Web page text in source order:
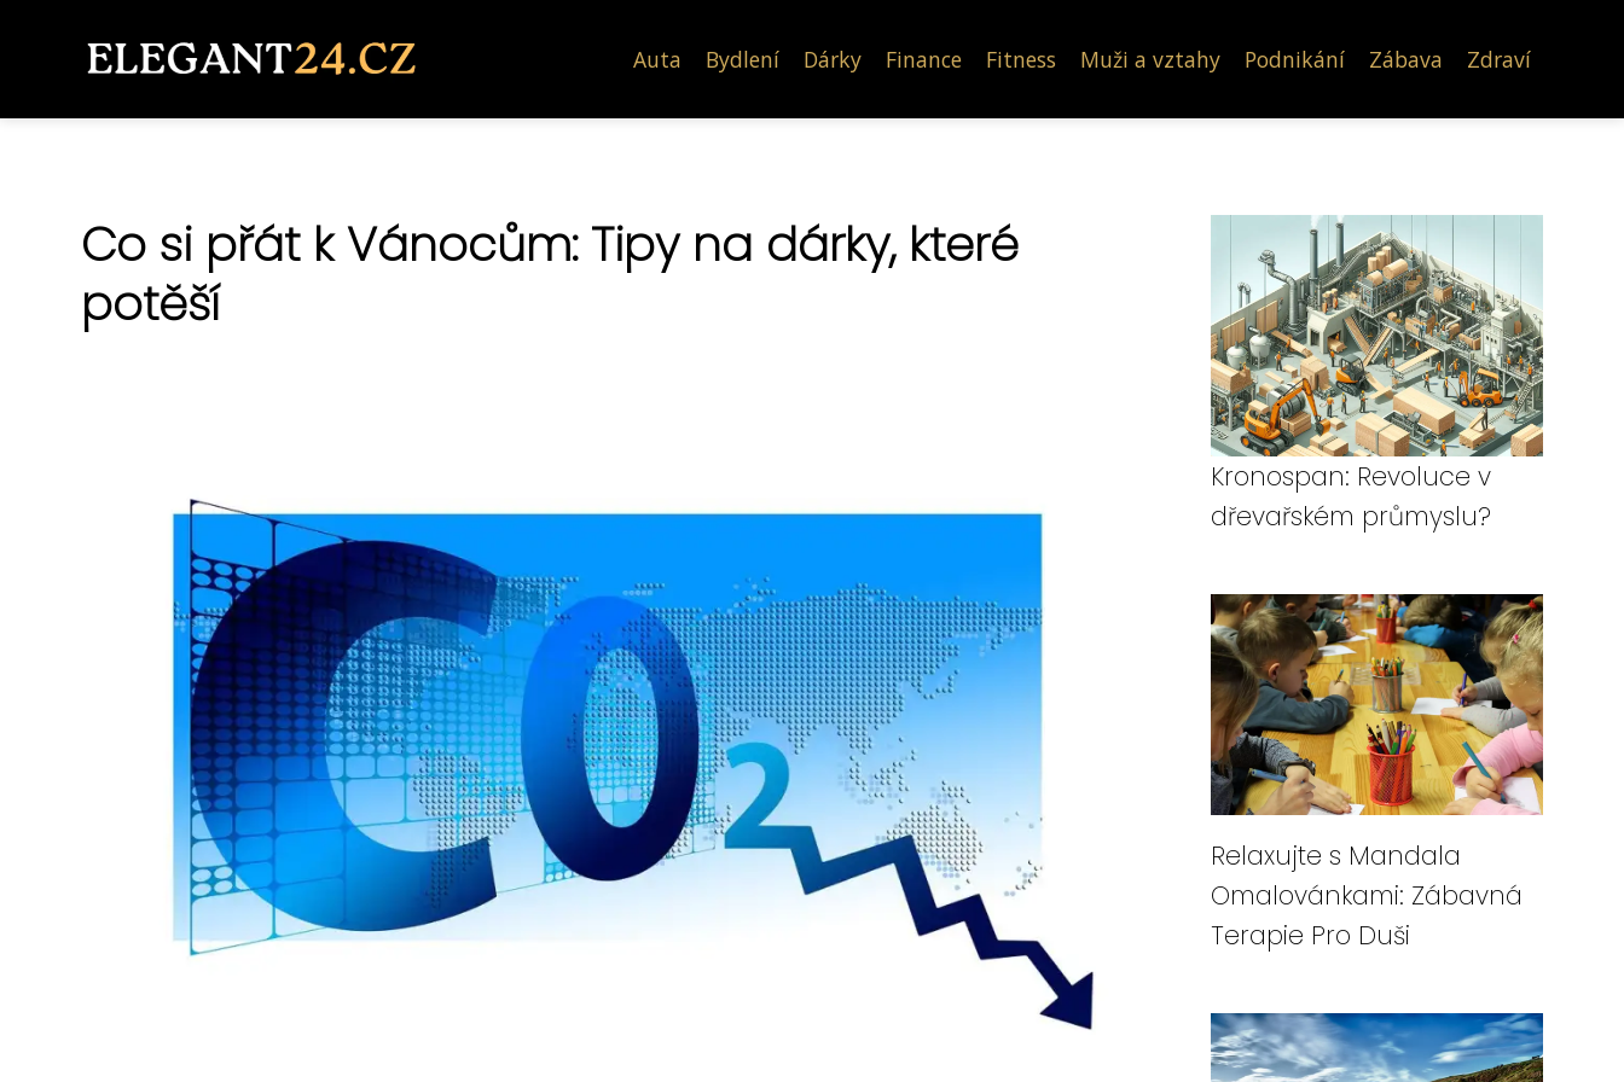
Auta Bydlení Dárky Finance Fitness Muži a vztahy Podnikání Zábava Zdraví
Co si přát k Vánocům: Tipy na dárky, které
potěší
Kronospan: Revoluce v
dřevařském průmyslu?
Relaxujte s Mandala
Omalovánkami: Zábavná
Terapie Pro Duši